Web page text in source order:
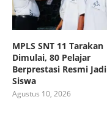
MPLS SNT 11 Tarakan
Dimulai, 80 Pelajar
Berprestasi Resmi Jadi
Siswa
Agustus 10, 2026